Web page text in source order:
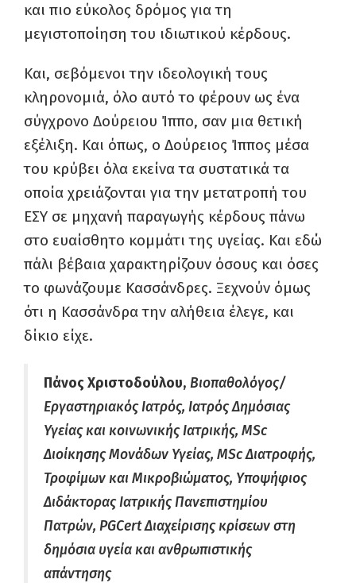
και πιο εύκολος δρόμος για τη
μεγιστοποίηση του ιδιωτικού κέρδους.
Και, σεβόμενοι την ιδεολογική τους
κληρονομιά, όλο αυτό το φέρουν ως ένα
σύγχρονο Δούρειου Ίππο, σαν μια θετική
εξέλιξη. Και όπως, ο Δούρειος Ίππος μέσα
του κρύβει όλα εκείνα τα συστατικά τα
οποία χρειάζονται για την μετατροπή του
ΕΣΥ σε μηχανή παραγωγής κέρδους πάνω
στο ευαίσθητο κομμάτι της υγείας. Και εδώ
πάλι βέβαια χαρακτηρίζουν όσους και όσες
το φωνάζουμε Κασσάνδρες. Ξεχνούν όμως
ότι η Κασσάνδρα την αλήθεια έλεγε, και
δίκιο είχε.
Πάνος Χριστοδούλου, Βιοπαθολόγος/
Εργαστηριακός Ιατρός, Ιατρός Δημόσιας
Υγείας και κοινωνικής Ιατρικής, MSc
Διοίκησης Μονάδων Υγείας, MSc Διατροφής,
Τροφίμων και Μικροβιώματος, Υποψήφιος
Διδάκτορας Ιατρικής Πανεπιστημίου
Πατρών, PGCert Διαχείρισης κρίσεων στη
δημόσια υγεία και ανθρωπιστικής
απάντησης